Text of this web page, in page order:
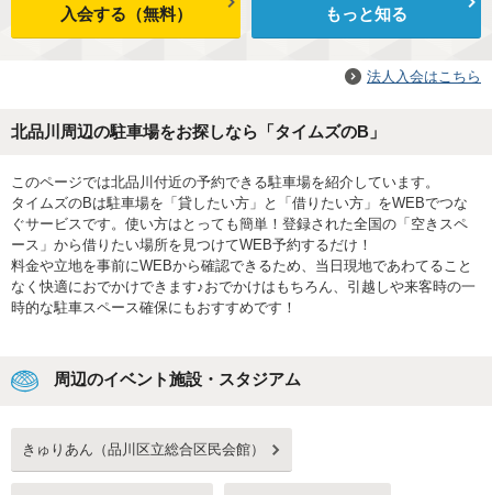
入会する（無料） もっと知る
法人入会はこちら
北品川周辺の駐車場をお探しなら「タイムズのB」
このページでは北品川付近の予約できる駐車場を紹介しています。
タイムズのBは駐車場を「貸したい方」と「借りたい方」をWEBでつな
ぐサービスです。使い方はとっても簡単！登録された全国の「空きスペ
ース」から借りたい場所を見つけてWEB予約するだけ！
料金や立地を事前にWEBから確認できるため、当日現地であわてること
なく快適におでかけできます♪おでかけはもちろん、引越しや来客時の一
時的な駐車スペース確保にもおすすめです！
周辺のイベント施設・スタジアム
きゅりあん（品川区立総合区民会館）